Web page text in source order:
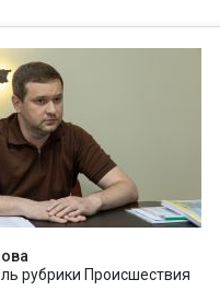
рубрики Происшествия